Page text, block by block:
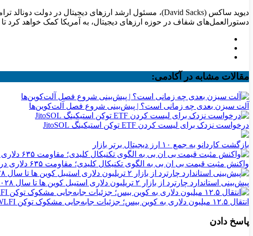
دستورالعمل‌های شفاف در حوزه ارزهای دیجیتال، به آمریکا کمک خواهد کرد تا
مقالات مشابه در آکادمی:
آلت سیزن بعدی چه زمانی است؟ | پیش‌بینی شروع فصل آلت‌کوین‌ها
درخواست نزدک برای لیست کردن ETF توکن استیکینگ JitoSOL
بازگشت کاردانو به جمع ۱۰ ارز دیجیتال برتر بازار
واکنش مثبت قیمت بی ان بی به الگوی تکنیکال کلیدی؛ مقاومت ۶۳۵ دلاری در کانون توجه
پیش‌بینی استاندارد چارترد از بازار ۲ تریلیون دلاری استیبل کوین‌ ها تا سال ۲۰۲۸
انتقال ۱۲.۵ میلیون دلاری به کوین بیس؛ جزئیات جابه‌جایی مشکوک توکن WLFI
پاسخ دادن